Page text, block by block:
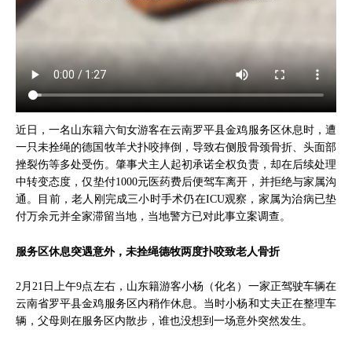
近日，一名山东籍六旬女游客在云南罗平县金鸡服务区休息时，遭
一只未拴绳的德国牧羊犬扑咬摔倒，导致右侧股骨颈骨折、头面部
挫裂伤等多处受伤。肇事犬主人起初承诺全权负责，却在后续处理
中转变态度，仅垫付1000元医药费后便驾车离开，并拒绝与家属沟
通。目前，老人刚完成三小时手术仍在ICU观察，家属为治病已垫
付万余元并全家滞留当地，当地警方已对此事立案调查。
服务区休息突遇意外，未拴绳德牧两度扑咬致老人骨折
2月21日上午9点左右，山东籍游客小杨（化名）一家正驾驶车辆在
云南省罗平县金鸡服务区内稍作休息。当时小杨和丈夫正在整理车
辆，父母则在服务区内散步，谁也没想到一场意外突然发生。